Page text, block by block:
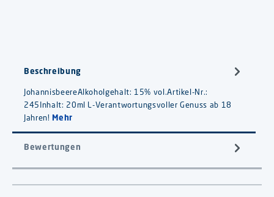
Beschreibung
JohannisbeereAlkoholgehalt: 15% vol.Artikel-Nr.:
245Inhalt: 20ml L-Verantwortungsvoller Genuss ab 18
Jahren! Mehr
Bewertungen